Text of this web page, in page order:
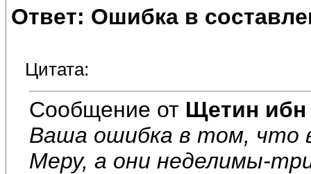
Ответ: Ошибка в
Цитата:
Сообщение от Щетин ибн
Ваша ошибка в том, что
Меру, а они неделимы-